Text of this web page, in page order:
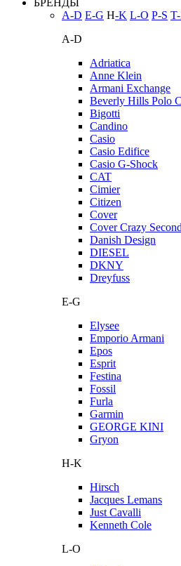
БРЕНДЫ
A-D E-G H-K L-O P-S
A-D
Adriatica
Anne Klein
Armani Exchange
Beverly Hills Polo
Bigotti
Candino
Casio
Casio Edifice
Casio G-Shock
CAT
Cimier
Citizen
Cover
Cover Crazy
Danish Design
DIESEL
DKNY
Dreyfuss
E-G
Elysee
Emporio Armani
Epos
Esprit
Festina
Fossil
Furla
Garmin
GEORGE KINI
Gryon
H-K
Hirsch
Jacques Lemans
Just Cavalli
Kenneth Cole
L-O